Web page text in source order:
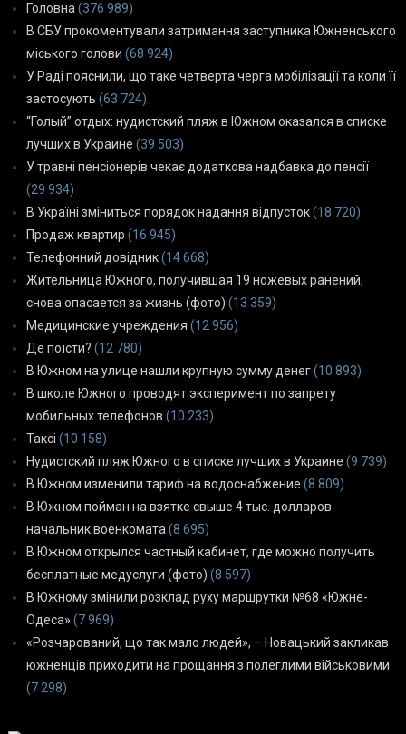
Головна (376 989)
В СБУ прокоментували затримання заступника Южненського
міського голови (68 924)
У Раді пояснили, що таке четверта черга мобілізації та коли її
застосують (63 724)
“Голый” отдых: нудистский пляж в Южном оказался в списке
лучших в Украине (39 503)
У травні пенсіонерів чекає додаткова надбавка до пенсії
(29 934)
В Україні зміниться порядок надання відпусток(18 720)
Продаж квартир (16 945)
Телефонний довідник(14 668)
Жительница Южного, получившая 19 ножевых ранений,
снова опасается за жизнь (фото) (13 359)
Медицинские учреждения (12 956)
Де поїсти? (12 780)
В Южном на улице нашли крупную сумму денег(10 893)
В школе Южного проводят эксперимент по запрету
мобильных телефонов (10 233)
Таксі (10 158)
Нудистский пляж Южного в списке лучших в Украине (9 739)
В Южном изменили тариф на водоснабжение (8 809)
В Южном пойман на взятке свыше 4 тыс. долларов
начальник военкомата (8 695)
В Южном открылся частный кабинет, где можно получить
бесплатные медуслуги (фото) (8 597)
В Южному змінили розклад руху маршрутки №68 «Южне-
Одеса» (7 969)
«Розчарований, що так мало людей», – Новацький закликав
южненців приходити на прощання з полеглими військовими
(7 298)